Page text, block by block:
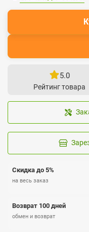
5.0
Рейтинг товара
Скидка до 5%
на весь заказ
Возврат 100 дней
обмен и возврат